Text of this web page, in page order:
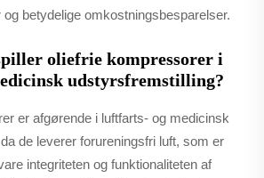
betydelige omkostningsbesparelser.
oliefrie kompressorer i
udstyrsfremstilling?
er afgørende i luftfarts- og medicinsk
de leverer forureningsfri luft, som er
integriteten og funktionaliteten af